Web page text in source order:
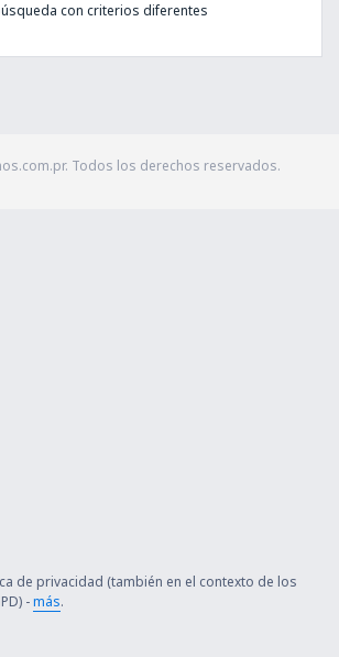
con criterios diferentes
Todos los derechos reservados.
de privacidad (también en el contexto de los
-más.